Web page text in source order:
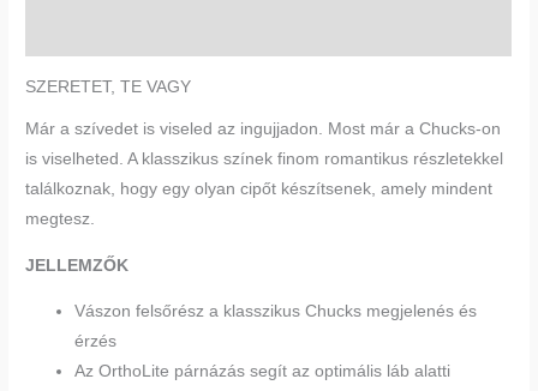
SZERETET, TE VAGY
Már a szívedet is viseled az ingujjadon. Most már a Chucks-on
is viselheted. A klasszikus színek finom romantikus részletekkel
találkoznak, hogy egy olyan cipőt készítsenek, amely mindent
megtesz.
JELLEMZŐK
Vászon felsőrész a klasszikus Chucks megjelenés és
érzés
Az OrthoLite párnázás segít az optimális láb alatti